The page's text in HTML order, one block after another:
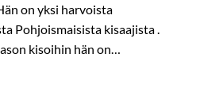
on yksi harvoista
Pohjoismaisista kisaajista .
kisoihin hän on…